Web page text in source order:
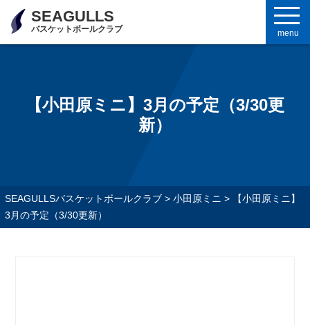
SEAGULLS
バスケットボールクラブ menu
【小田原ミニ】3月の予定（3/30更
新）
SEAGULLSバスケットボールクラブ> 小田原ミニ >
【小田原ミニ】
3月の予定（3/30更新）